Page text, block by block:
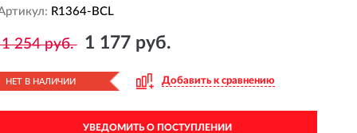
R1364-BCL
254 руб. 1 177 руб.
НЕТ В НАЛИЧИИ Добавить к сравнению
УВЕДОМИТЬ О ПОСТУПЛЕНИИ